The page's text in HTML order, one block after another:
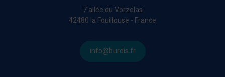
7 allée du Vorzelas
42480 la Fouillouse - France
info@burdis.fr